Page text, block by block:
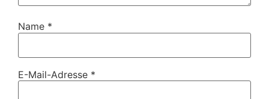
Name *
E-Mail-Adresse *